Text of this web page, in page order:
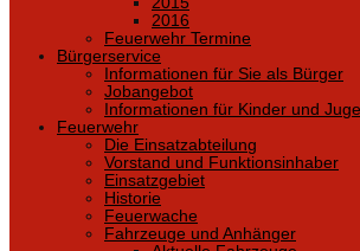
2016
Feuerwehr Termine
Bürgerservice
Informationen für Sie als Bürger
Jobangebot
Informationen für Kinder und
Feuerwehr
Die Einsatzabteilung
Vorstand und Funktionsinhaber
Einsatzgebiet
Historie
Feuerwache
Fahrzeuge und Anhänger